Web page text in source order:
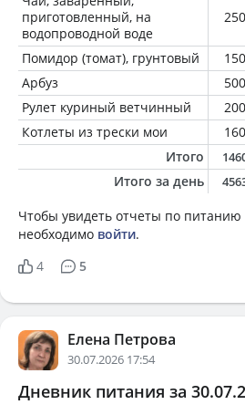
приготовленный, на
водопроводной воде
250
Помидор (томат), грунтовый 150
Арбуз
500
Рулет куриный ветчинный
200
Котлеты из трески мои
160
Итого
Итого за день
Чтобы увидеть отчеты по питанию
необходимо войти.
4
5
Елена Петрова
30.07.2026 17:54
Дневник питания за